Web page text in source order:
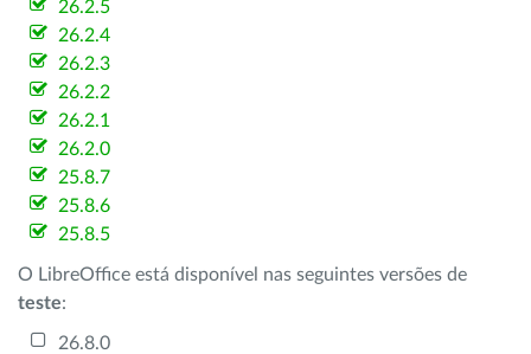
26.2.5
26.2.4
26.2.3
26.2.2
26.2.1
26.2.0
25.8.7
25.8.6
25.8.5
O LibreOffice está disponível nas seguintes versões de
teste:
26.8.0